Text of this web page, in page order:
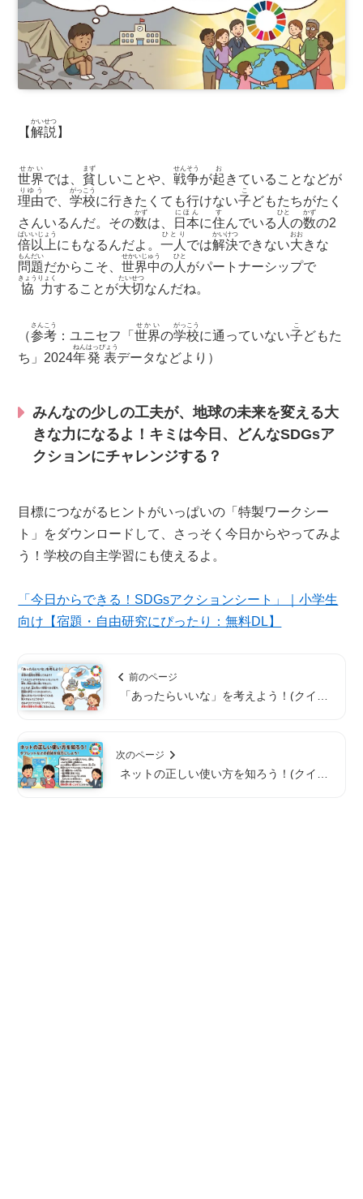
【解説
かいせつ
】
世界
せかい
では、貧
まず
しいことや、戦争
せんそう
が起
お
きていることなどが
理由
りゆう
で、学校
がっこう
に行きたくても行けない子
こ
どもたちがたく
さんいるんだ。その数
かず
は、 日本
にほん
に住
す
んでいる 人
ひと
の数
かず
の2
倍
ばい
以上
いじょう
にもなるんだよ。一人
ひとり
では解決
かいけつ
できない大
おお
きな
問題
もんだい
だからこそ、世界中
せかいじゅう
の 人
ひと
がパートナーシップで
協力
きょうりょく
することが大切
たいせつ
なんだね。
（参考
さんこう
：ユニセフ「世界
せかい
の学校
がっこう
に通っていない子
こ
どもた
ち」2024年
ねん
発表
はっぴょう
データなどより）
みんなの少しの工夫が、地球の未来を変える大
きな力になるよ！キミは今日、どんなSDGsア
クションにチャレンジする？
目標につながるヒントがいっぱいの「特製ワークシー
ト」をダウンロードして、さっそく今日からやってみよ
う！学校の自主学習にも使えるよ。
「今日からできる！SDGsアクションシート」｜小学生
向け【宿題・自由研究にぴったり：無料DL】
前のページ
「あったらいいな」を考えよう！(クイズ
次のページ
ネットの正しい使い方を知ろう！(クイズ